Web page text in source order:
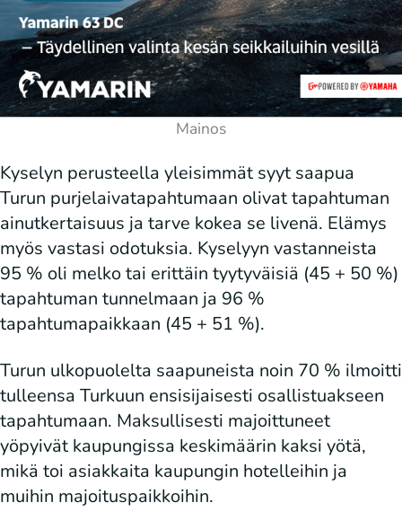
Kyselyn perusteella yleisimmät syyt saapua
Turun purjelaivatapahtumaan olivat tapahtuman
ainutkertaisuus ja tarve kokea se livenä. Elämys
myös vastasi odotuksia. Kyselyyn vastanneista
95 % oli melko tai erittäin tyytyväisiä (45 + 50 %)
tapahtuman tunnelmaan ja 96 %
tapahtumapaikkaan (45 + 51 %).
Turun ulkopuolelta saapuneista noin 70 % ilmoitti
tulleensa Turkuun ensisijaisesti osallistuakseen
tapahtumaan. Maksullisesti majoittuneet
yöpyivät kaupungissa keskimäärin kaksi yötä,
mikä toi asiakkaita kaupungin hotelleihin ja
muihin majoituspaikkoihin.